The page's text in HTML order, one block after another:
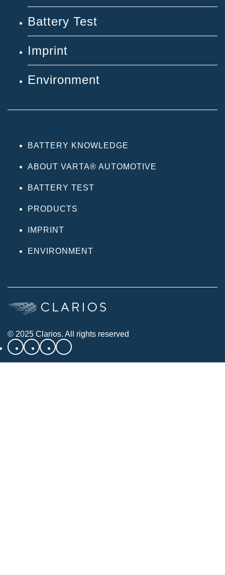
Battery Test
Imprint
Environment
BATTERY KNOWLEDGE
ABOUT VARTA® AUTOMOTIVE
BATTERY TEST
PRODUCTS
IMPRINT
ENVIRONMENT
© 2025 Clarios. All rights reserved